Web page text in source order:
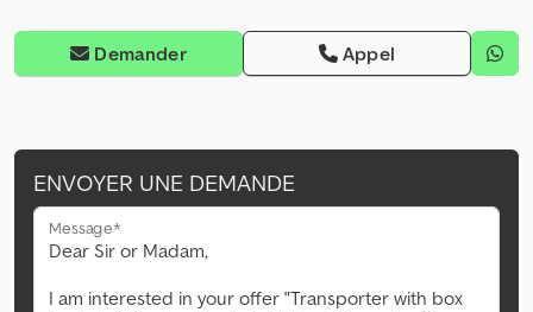
Demander Appel
ENVOYER UNE DEMANDE
Message*